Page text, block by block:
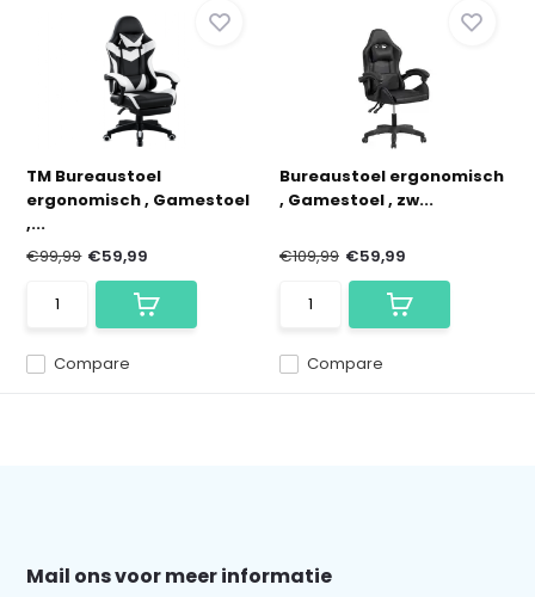
TM Bureaustoel
ergonomisch , Gamestoel
,...
Compare
€99,99 €59,99
Bureaustoel ergonomisch
, Gamestoel , zw...
Compare
€109,99 €59,99
Mail ons voor meer informatie